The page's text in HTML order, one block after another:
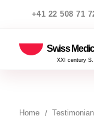
+41 22 508 71
Swiss
XXI century
Home